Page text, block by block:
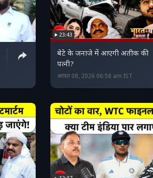
23:43
बेटे के जनाजे में आएगी अतीक की
पत्नी?
अगस्त 08, 2026 06:58 am IST